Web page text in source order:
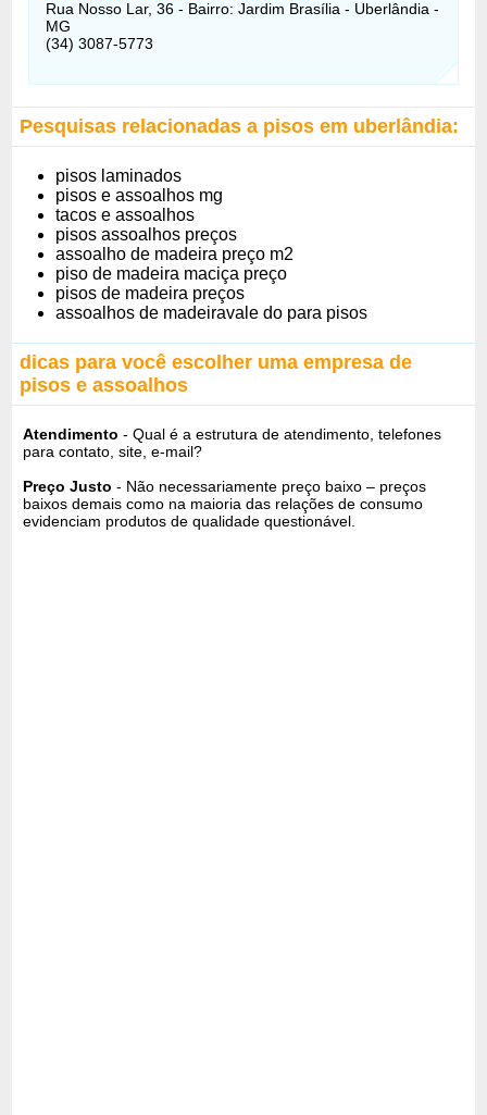
Rua Nosso Lar, 36 - Bairro: Jardim Brasília - Uberlândia -
MG
(34) 3087-5773
Pesquisas relacionadas a pisos em uberlândia:
pisos laminados
pisos e assoalhos mg
tacos e assoalhos
pisos assoalhos preços
assoalho de madeira preço m2
piso de madeira maciça preço
pisos de madeira preços
assoalhos de madeiravale do para pisos
dicas para você escolher uma empresa de
pisos e assoalhos
Atendimento - Qual é a estrutura de atendimento, telefones
para contato, site, e-mail?
Preço Justo - Não necessariamente preço baixo – preços
baixos demais como na maioria das relações de consumo
evidenciam produtos de qualidade questionável.